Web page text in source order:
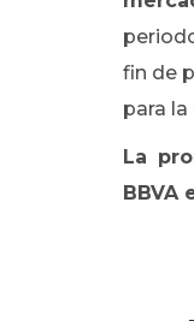
fin de
para la
La
BBVA